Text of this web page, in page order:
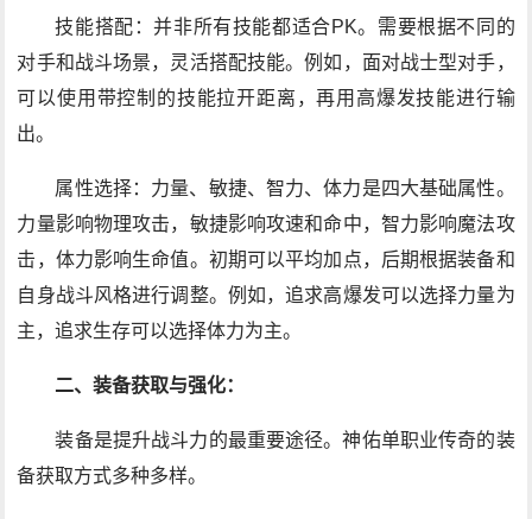
技能搭配：并非所有技能都适合PK。需要根据不同的
对手和战斗场景，灵活搭配技能。例如，面对战士型对手，
可以使用带控制的技能拉开距离，再用高爆发技能进行输
出。
属性选择：力量、敏捷、智力、体力是四大基础属性。
力量影响物理攻击，敏捷影响攻速和命中，智力影响魔法攻
击，体力影响生命值。初期可以平均加点，后期根据装备和
自身战斗风格进行调整。例如，追求高爆发可以选择力量为
主，追求生存可以选择体力为主。
二、装备获取与强化：
装备是提升战斗力的最重要途径。神佑单职业传奇的装
备获取方式多种多样。